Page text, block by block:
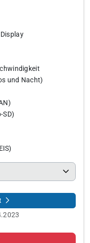
und Nacht)
SD)